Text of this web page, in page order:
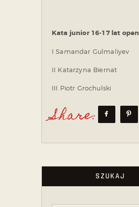
Kata junior 16-17 lat open
I Samandar Gulmaliyev
II Katarzyna Biernat
III Piotr Grochulski
Share:
SZUKAJ